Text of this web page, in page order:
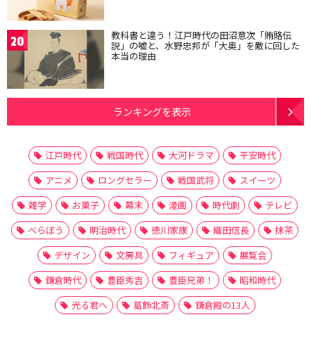
20 教科書と違う！江戸時代の田沼意次「賄賂伝
説」の嘘と、水野忠邦が「大奥」を敵に回した
本当の理由
ランキングを表示
江戸時代 戦国時代 大河ドラマ
平安時代
アニメ
ロングセラー 戦国武将
スイーツ
雑学
お菓子 幕末 漫画 時代劇
テレビ
べらぼう
明治時代 徳川家康 織田信長
抹茶
デザイン
文房具 フィギュア
展覧会
鎌倉時代
豊臣秀吉 豊臣兄弟！
昭和時代
光る君へ
葛飾北斎 鎌倉殿の13人